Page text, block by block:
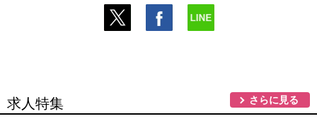
求人特集 さらに見る